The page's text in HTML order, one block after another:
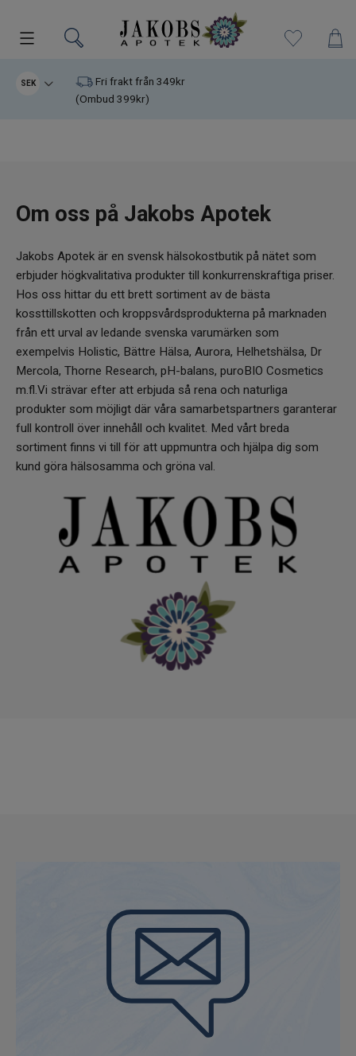
Kampanjer
Hudvård
Kristaller
Infrarött Ljus
Vattenrening & Övrigt
Transdermala plåster
SEK
Fri frakt från 349kr
(Ombud 399kr)
Om oss på Jakobs Apotek
Jakobs Apotek är en svensk hälsokostbutik på nätet som
erbjuder högkvalitativa produkter till konkurrenskraftiga priser.
Hos oss hittar du ett brett sortiment av de bästa
kossttillskotten och kroppsvårdsprodukterna på marknaden
från ett urval av ledande svenska varumärken som
exempelvis Holistic, Bättre Hälsa, Aurora, Helhetshälsa, Dr
Mercola, Thorne Research, pH-balans, puroBIO Cosmetics
m.fl.Vi strävar efter att erbjuda så rena och naturliga
produkter som möjligt där våra samarbetspartners garanterar
full kontroll över innehåll och kvalitet. Med vårt breda
sortiment finns vi till för att uppmuntra och hjälpa dig som
kund göra hälsosamma och gröna val.